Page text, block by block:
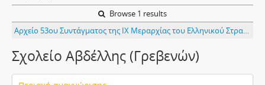
Browse 1 results
Αρχείο 53ου Συντάγματος της ΙΧ Μεραρχίας του Ελληνικού Στρατού
Σχολείο Αβδέλλης (Γρεβενών)